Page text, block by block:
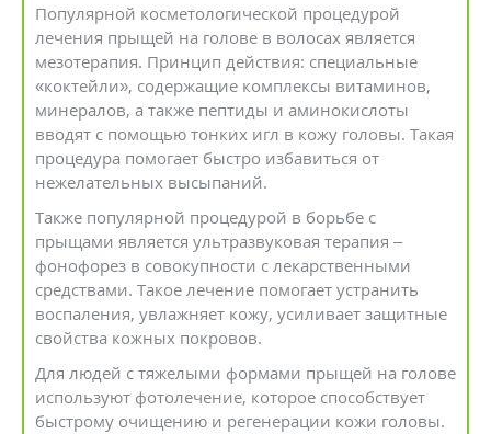
Популярной косметологической процедурой
лечения прыщей на голове в волосах является
мезотерапия. Принцип действия: специальные
«коктейли», содержащие комплексы витаминов,
минералов, а также пептиды и аминокислоты
вводят с помощью тонких игл в кожу головы. Такая
процедура помогает быстро избавиться от
нежелательных высыпаний.
Также популярной процедурой в борьбе с
прыщами является ультразвуковая терапия –
фонофорез в совокупности с лекарственными
средствами. Такое лечение помогает устранить
воспаления, увлажняет кожу, усиливает защитные
свойства кожных покровов.
Для людей с тяжелыми формами прыщей на голове
используют фотолечение, которое способствует
быстрому очищению и регенерации кожи головы.